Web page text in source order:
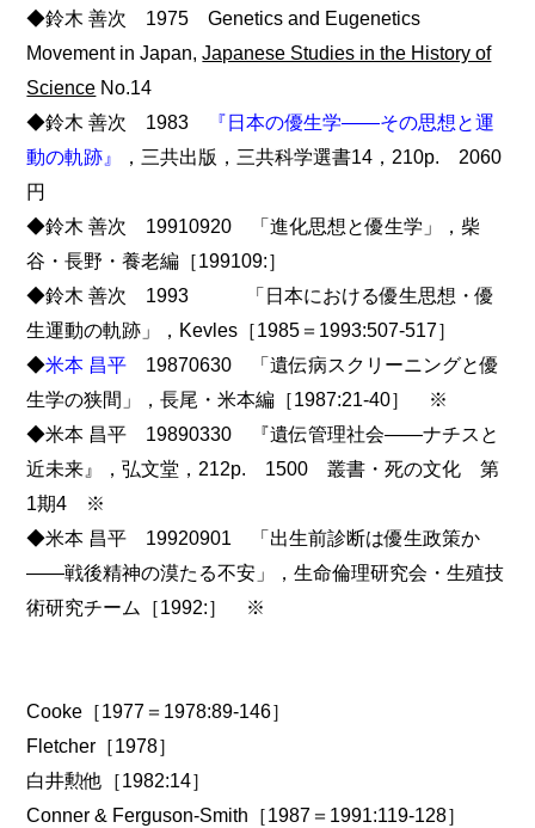
◆鈴木 善次 1975 Genetics and Eugenetics
Movement in Japan,Japanese Studies in the History of
Science No.14
◆鈴木 善次 1983
『日本の優生学――その思想と運
動の軌跡』
，三共出版，三共科学選書14，210p. 2060
円
◆鈴木 善次 19910920 「進化思想と優生学」，柴
谷・長野・養老編［199109:］
◆鈴木 善次 1993 「日本における優生思想・優
生運動の軌跡」，Kevles［1985＝1993:507-517］
◆米本 昌平 19870630 「遺伝病スクリーニングと優
生学の狭間」，長尾・米本編［1987:21-40］ ※
◆米本 昌平 19890330 『遺伝管理社会――ナチスと
近未来』，弘文堂，212p. 1500 叢書・死の文化 第
1期4 ※
◆米本 昌平 19920901 「出生前診断は優生政策か
――戦後精神の漠たる不安」，生命倫理研究会・生殖技
術研究チーム［1992:］ ※
Cooke［1977＝1978:89-146］
Fletcher［1978］
白井勲他［1982:14］
Conner & Ferguson-Smith［1987＝1991:119-128］